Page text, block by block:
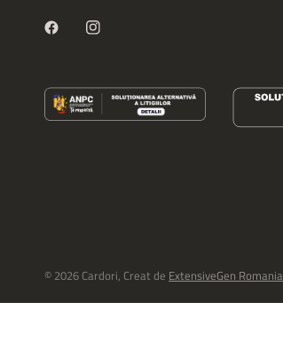
© 2026 Cardori, Creat de ExtensiveGen Romania